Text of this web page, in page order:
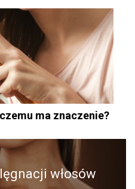
ma znaczenie?
włosów